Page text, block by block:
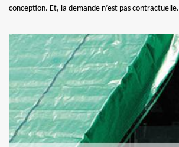
conception. Et, la demande n’est pas contractuelle.